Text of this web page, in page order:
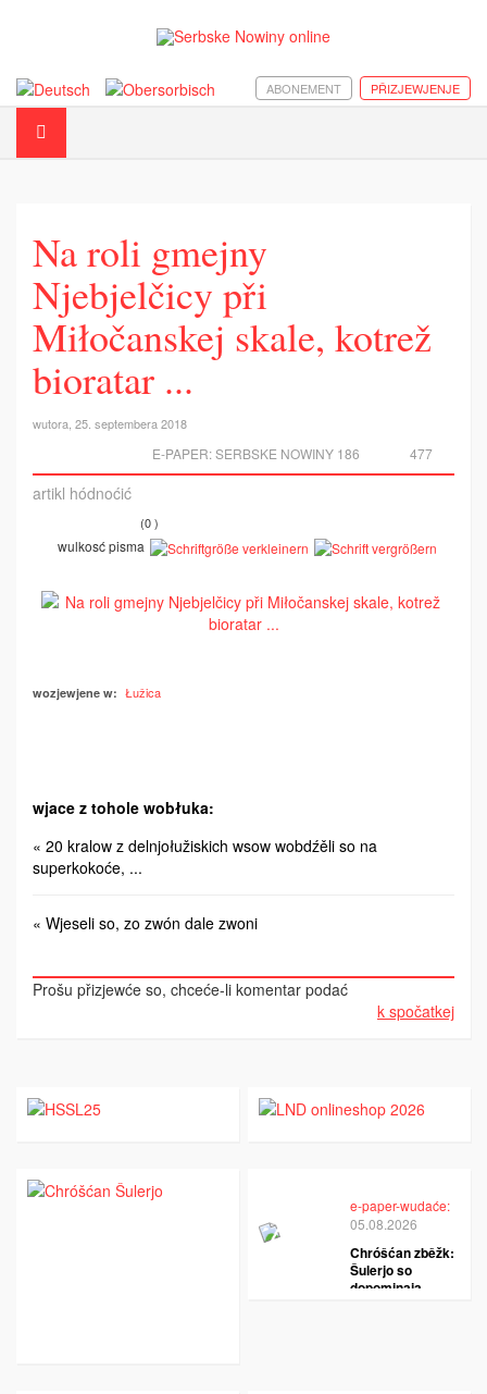
PŘIZJEWJENJE
ABONEMENT
Na roli gmejny
Njebjelčicy při
Miłočanskej skale, kotrež
bioratar ...
wutora, 25. septembera 2018
477
E-PAPER:SERBSKE NOWINY 186
artikl hódnoćić
(0 )
wulkosć pisma
wozjewjene w: Łužica
wjace z tohole wobłuka:
« 20 kralow z delnjołužiskich wsow wobdźěli so na
superkokoće, ...
« Wjeseli so, zo zwón dale zwoni
Prošu přizjewće so, chceće-li komentar podać
k spočatkej
e-paper-wudaće:
05.08.2026
Chróšćan zběžk:
Šulerjo so
dopominaja